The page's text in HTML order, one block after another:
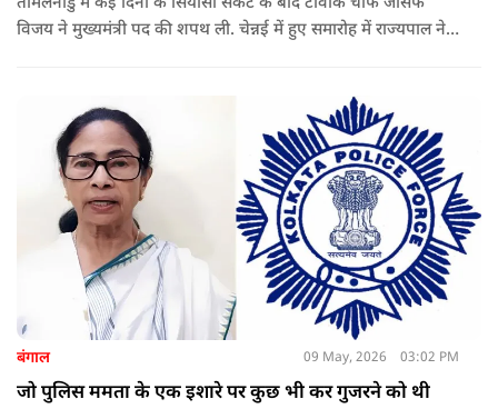
विजय ने मुख्यमंत्री पद की शपथ ली. चेन्नई में हुए समारोह में राज्यपाल ने
बंगाल 09 May, 2026 03:02 PM
जो पुलिस ममता के एक इशारे पर कुछ भी कर गुजरने को थी